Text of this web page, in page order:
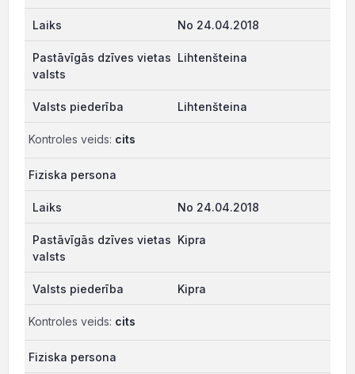
No 24.04.2018
Lihtenšteina
Lihtenšteina
Kontroles veids: cits
Fiziska persona
No 24.04.2018
Kipra
Kipra
Kontroles veids: cits
Fiziska persona